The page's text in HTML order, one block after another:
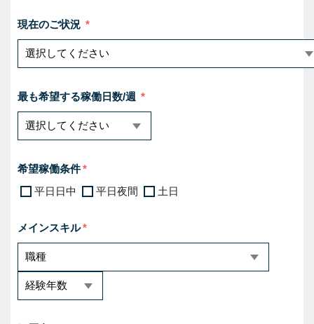
現在のご状況
最も希望する稼働日数/週
希望稼働条件
平日日中
平日夜間 土日
メインスキル